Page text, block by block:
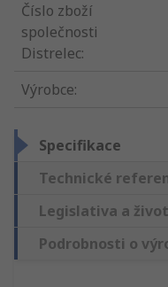
Číslo zboží
společnosti
Distrelec:
Výrobce:
Specifikace
Technické
Legislativa a
Podrobnosti o